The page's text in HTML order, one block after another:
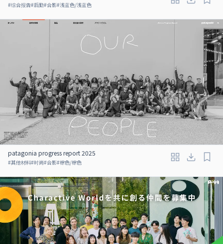
#综合报告#后勤#合影#浅蓝色/浅蓝色
patagonia progress report 2025
#其他材料#时尚#合影#棕色/棕色